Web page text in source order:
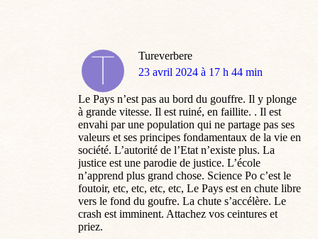
Tureverbere
dit
23 avril 2024 à 17 h 44 min
Le Pays n’est pas au bord du gouffre. Il y plonge
à grande vitesse. Il est ruiné, en faillite. . Il est
envahi par une population qui ne partage pas ses
valeurs et ses principes fondamentaux de la vie en
société. L’autorité de l’Etat n’existe plus. La
justice est une parodie de justice. L’école
n’apprend plus grand chose. Science Po c’est le
foutoir, etc, etc, etc, etc, Le Pays est en chute libre
vers le fond du goufre. La chute s’accélère. Le
crash est imminent. Attachez vos ceintures et
priez.